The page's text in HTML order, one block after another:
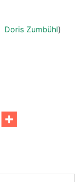
Doris Zumbühl)